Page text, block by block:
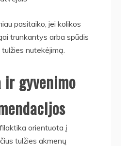
pasitaiko, jei kolikos
trunkantys arba spūdis
nutekėjimą.
ir gyvenimo
orientuota į
tulžies akmenų